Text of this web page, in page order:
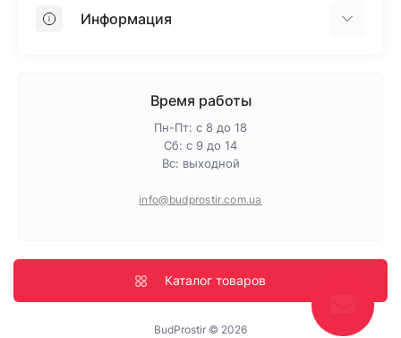
ПенопластИнформация
Политика конфиденциальности
Время работы
Пн-Пт: с 8 до 18
Сб: с 9 до 14
Вс: выходной
info@budprostir.com.ua
Каталог товаров
BudProstir © 2026